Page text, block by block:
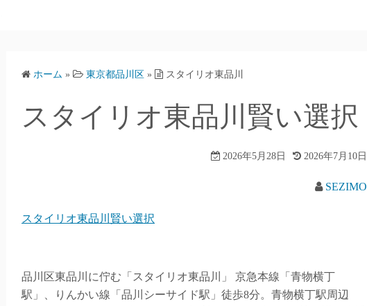
ホーム » 東京都品川区 » スタイリオ東品川
スタイリオ東品川賢い選択
2026年5月28日 2026年7月10日
SEZIMO
スタイリオ東品川賢い選択
品川区東品川に佇む「スタイリオ東品川」 京急本線「青物横丁
駅」、りんかい線「品川シーサイド駅」徒歩8分。青物横丁駅周辺